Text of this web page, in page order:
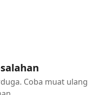
Coba muat ulang